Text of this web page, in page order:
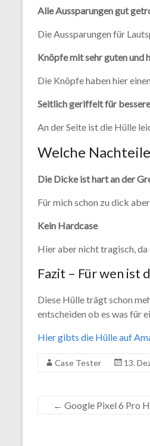
Alle Aussparungen gut
Die Aussparungen für
Knöpfe mit sehr guten und
Die Knöpfe haben hier
Seitlich geriffelt für
An der Seite ist die Hülle
Welche
Die Dicke ist hart an der
Für mich schon zu dick
Kein Hardcase
Hier aber nicht tragisch,
Fazit – Für wen ist
Diese Hülle trägt schon
entscheiden ob es was für
Hier gibts die Hülle auf
Case Tester 13.
← Google Pixel 6 Pro